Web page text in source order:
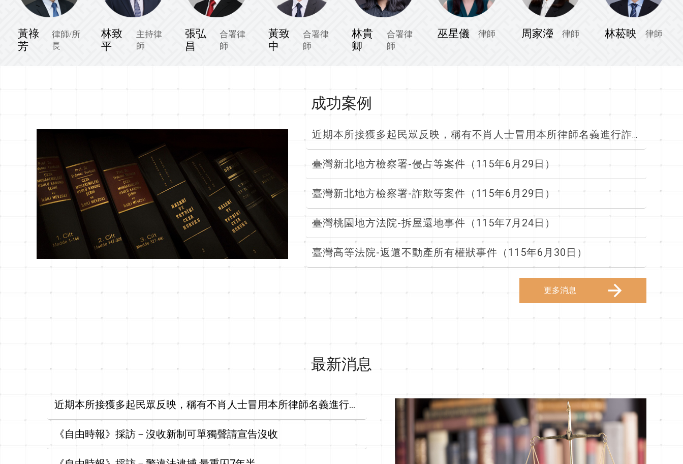
黃祿
芳
律師/所
長
林致
平
主持律
師
張弘
昌
合署律
師
黃致
中
合署律
師
林貴
卿
合署律
師
巫星儀 律師 周家瀅 律師 林菘映 律師
最新消息
近期本所接獲多起民眾反映，稱有不肖人士冒用本所律師名義進行詐騙活動
臺灣新北地方檢察署-侵占等案件（115年6月29日）
臺灣新北地方檢察署-詐欺等案件（115年6月29日）
臺灣桃園地方法院-拆屋還地事件（115年7月24日）
臺灣高等法院-返還不動產所有權狀事件（115年6月30日）
更多消息
最新消息
近期本所接獲多起民眾反映，稱有不肖人士冒用本所律師名義進行詐
騙活動
《自由時報》採訪－沒收新制可單獨聲請宣告沒收